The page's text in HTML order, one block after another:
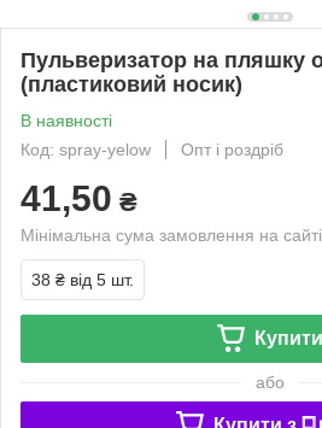
Пульверизатор на пляшку
(пластиковий носик)
В наявності
Код: spray-yelow
Опт і роздріб
41,50 ₴
Мінімальна сума замовлення на
38 ₴ від 5 шт.
Купити
або